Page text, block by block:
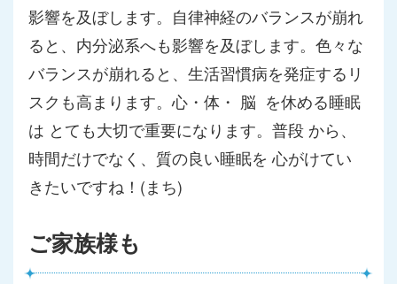
影響を及ぼします。自律神経のバランスが崩れ
ると、 内分泌系へも影響を及ぼします。色々な
バランスが崩れると、生活習慣病を発症するリ
スクも高まります。心・体・ 脳 を休める睡眠
は とても大切で重要になります。普段 から、
時間だけでなく、質の良い睡眠を 心がけてい
きたいですね！(まち)
ご家族様も